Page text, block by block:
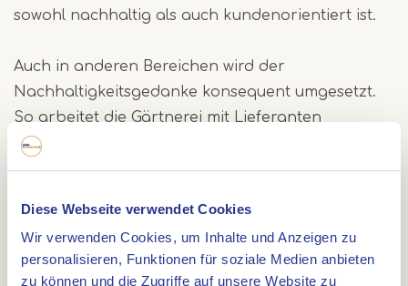
Diese Webseite verwendet Cookies
Wir verwenden Cookies, um Inhalte und Anzeigen zu
personalisieren, Funktionen für soziale Medien anbieten
zu können und die Zugriffe auf unsere Website zu
sowohl nachhaltig als auch kundenorientiert ist.
Auch in anderen Bereichen wird der
Nachhaltigkeitsgedanke konsequent umgesetzt.
So arbeitet die Gärtnerei mit Lieferanten
zusammen, die ebenfalls gasfrei produzieren, und
es werden recycelbare Pflanztöpfe verwendet.
werden. Ein schönes Beispiel für zirkuläres
Denken in der Praxis.